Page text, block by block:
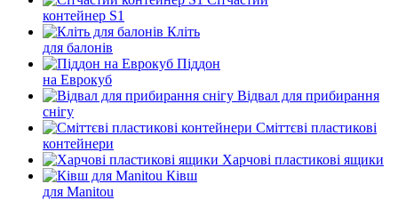
контейнер S1
Кліть
для балонів
Піддон
на Еврокуб
Відвал для прибирання
снігу
Cміттєві пластикові
контейнери
Харчові пластикові ящики
Ківш
для Manitou